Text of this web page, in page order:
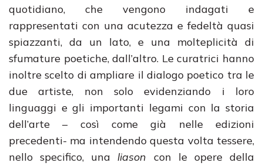
quotidiano, che vengono indagati e
rappresentati con una acutezza e fedeltà quasi
spiazzanti, da un lato, e una molteplicità di
sfumature poetiche, dall’altro. Le curatrici hanno
inoltre scelto di ampliare il dialogo poetico tra le
due artiste, non solo evidenziando i loro
linguaggi e gli importanti legami con la storia
dell’arte – così come già nelle edizioni
precedenti- ma intendendo questa volta tessere,
nello specifico, unaliason con le opere della